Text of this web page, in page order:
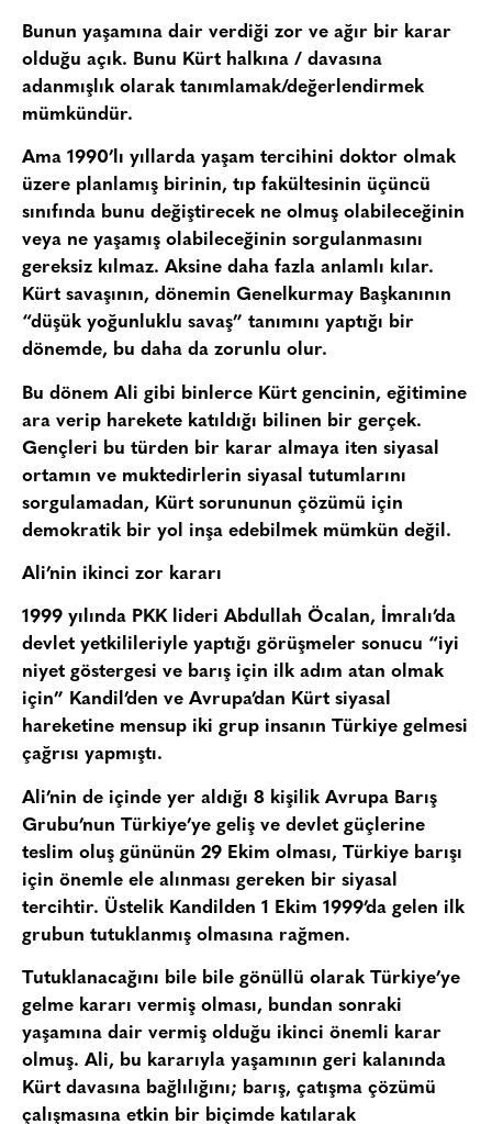
Bunun yaşamına dair verdiği zor ve ağır bir karar
olduğu açık. Bunu Kürt halkına / davasına
adanmışlık olarak tanımlamak/değerlendirmek
mümkündür.
Ama 1990’lı yıllarda yaşam tercihini doktor olmak
üzere planlamış birinin, tıp fakültesinin üçüncü
sınıfında bunu değiştirecek ne olmuş olabileceğinin
veya ne yaşamış olabileceğinin sorgulanmasını
gereksiz kılmaz. Aksine daha fazla anlamlı kılar.
Kürt savaşının, dönemin Genelkurmay Başkanının
“düşük yoğunluklu savaş” tanımını yaptığı bir
dönemde, bu daha da zorunlu olur.
Bu dönem Ali gibi binlerce Kürt gencinin, eğitimine
ara verip harekete katıldığı bilinen bir gerçek.
Gençleri bu türden bir karar almaya iten siyasal
ortamın ve muktedirlerin siyasal tutumlarını
sorgulamadan, Kürt sorununun çözümü için
demokratik bir yol inşa edebilmek mümkün değil.
Ali’nin ikinci zor kararı
1999 yılında PKK lideri Abdullah Öcalan, İmralı’da
devlet yetkilileriyle yaptığı görüşmeler sonucu “iyi
niyet göstergesi ve barış için ilk adım atan olmak
için” Kandil’den ve Avrupa’dan Kürt siyasal
hareketine mensup iki grup insanın Türkiye gelmesi
çağrısı yapmıştı.
Ali’nin de içinde yer aldığı 8 kişilik Avrupa Barış
Grubu’nun Türkiye’ye geliş ve devlet güçlerine
teslim oluş gününün 29 Ekim olması, Türkiye barışı
için önemle ele alınması gereken bir siyasal
tercihtir. Üstelik Kandilden 1 Ekim 1999’da gelen ilk
grubun tutuklanmış olmasına rağmen.
Tutuklanacağını bile bile gönüllü olarak Türkiye’ye
gelme kararı vermiş olması, bundan sonraki
yaşamına dair vermiş olduğu ikinci önemli karar
olmuş. Ali, bu kararıyla yaşamının geri kalanında
Kürt davasına bağlılığını; barış, çatışma çözümü
çalışmasına etkin bir biçimde katılarak